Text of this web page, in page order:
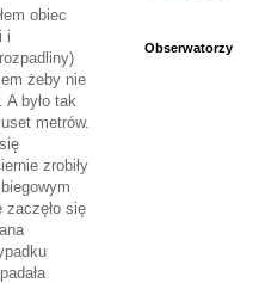
obiec
i
żeby nie
było tak
metrów.
zrobiły
się
Obserwatorzy